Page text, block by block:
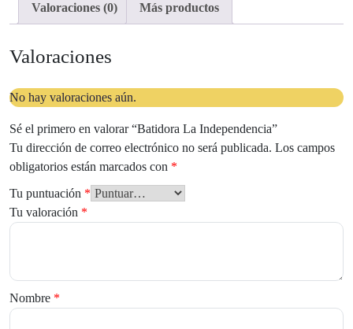
Valoraciones (0) Más productos
Valoraciones
No hay valoraciones aún.
Sé el primero en valorar “Batidora La Independencia”
Tu dirección de correo electrónico no será publicada. Los campos
obligatorios están marcados con *
Tu puntuación *
Tu valoración *
Nombre *